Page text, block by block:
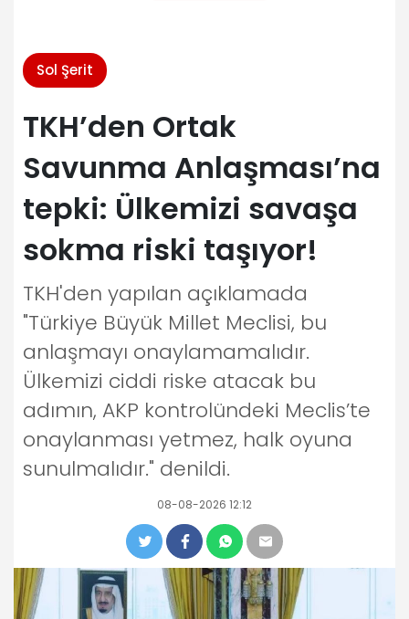
Sol Şerit
TKH’den Ortak
Savunma Anlaşması’na
tepki: Ülkemizi savaşa
sokma riski taşıyor!
TKH'den yapılan açıklamada
"Türkiye Büyük Millet Meclisi, bu
anlaşmayı onaylamamalıdır.
Ülkemizi ciddi riske atacak bu
adımın, AKP kontrolündeki Meclis’te
onaylanması yetmez, halk oyuna
sunulmalıdır." denildi.
08-08-2026 12:12